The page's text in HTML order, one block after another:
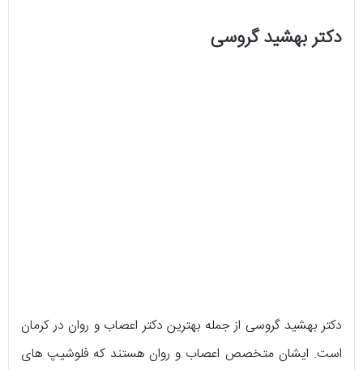
دکتر بهشید گروسی
دکتر بهشید گروسی از جمله بهترین دکتر اعصاب و روان در کرمان
است. ایشان متخصص اعصاب و روان هستند که فلوشیپ های